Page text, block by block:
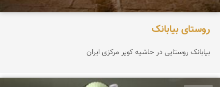
روستای بیابانک
بیابانک روستایی در حاشیه کویر مرکزی ایران